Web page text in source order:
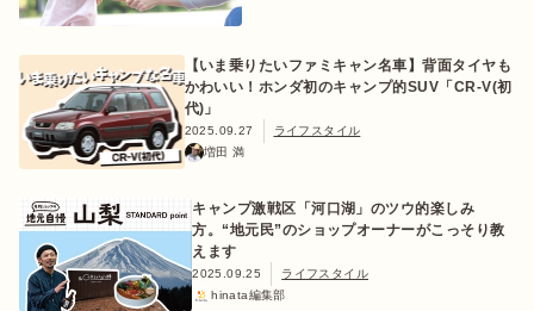
【いま乗りたいファミキャン名車】背面タイヤも
かわいい！ホンダ初のキャンプ的SUV「CR-V(初
代)」
2025.09.27
ライフスタイル
増田 満
キャンプ激戦区「河口湖」のツウ的楽しみ
方。“地元民”のショップオーナーがこっそり教
えます
2025.09.25
ライフスタイル
hinata編集部